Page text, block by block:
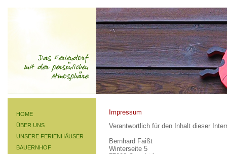
HOME
ÜBER UNS
UNSERE FERIENHÄUSER
BAUERNHOF
Impressum
Verantwortlich für den Inhalt dieser
Bernhard Faißt
Winterseite 5